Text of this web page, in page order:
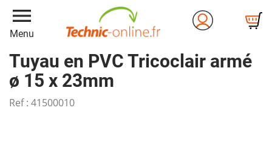
menu
Menu
Tuyau en PVC Tricoclair armé
ø 15 x 23mm
Ref : 41500010